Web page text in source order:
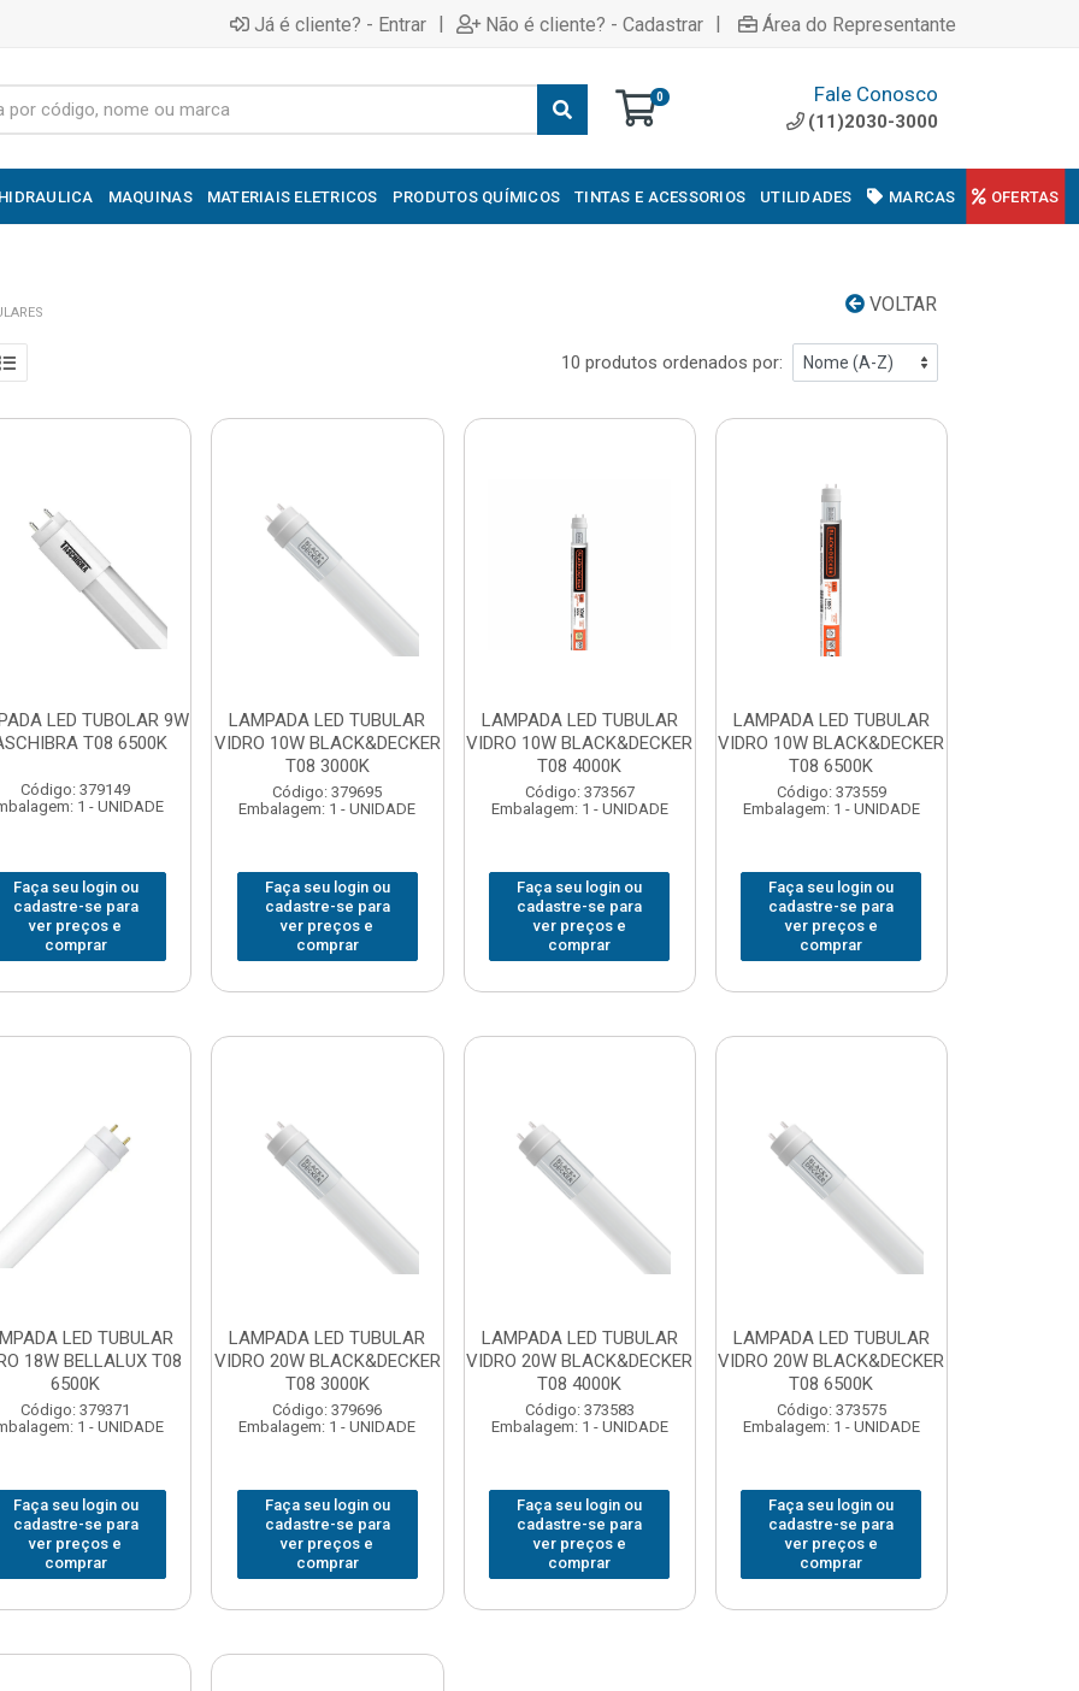
Já é cliente? - Entrar | Não é cliente? - Cadastrar | Área do Representante
0 Fale Conosco
(11)2030-3000
HIDRAULICA MAQUINAS MATERIAIS ELETRICOS PRODUTOS QUÍMICOS TINTAS E ACESSORIOS UTILIDADES MARCAS OFERTAS
VOLTAR
10 produtos ordenados por:
LED TUBOLAR 9W
T08 6500K
Código: 379149
1 - UNIDADE
Faça seu login ou
cadastre-se para
ver preços e
comprar
LAMPADA LED TUBULAR
VIDRO 10W BLACK&DECKER
T08 3000K
Código: 379695
Embalagem: 1 - UNIDADE
Faça seu login ou
cadastre-se para
ver preços e
comprar
LAMPADA LED TUBULAR
VIDRO 10W BLACK&DECKER
T08 4000K
Código: 373567
Embalagem: 1 - UNIDADE
Faça seu login ou
cadastre-se para
ver preços e
comprar
LAMPADA LED TUBULAR
VIDRO 10W BLACK&DECKER
T08 6500K
Código: 373559
Embalagem: 1 - UNIDADE
Faça seu login ou
cadastre-se para
ver preços e
comprar
LED TUBULAR
18W BELLALUX T08
6500K
Código: 379371
1 - UNIDADE
Faça seu login ou
cadastre-se para
ver preços e
comprar
LAMPADA LED TUBULAR
VIDRO 20W BLACK&DECKER
T08 3000K
Código: 379696
Embalagem: 1 - UNIDADE
Faça seu login ou
cadastre-se para
ver preços e
comprar
LAMPADA LED TUBULAR
VIDRO 20W BLACK&DECKER
T08 4000K
Código: 373583
Embalagem: 1 - UNIDADE
Faça seu login ou
cadastre-se para
ver preços e
comprar
LAMPADA LED TUBULAR
VIDRO 20W BLACK&DECKER
T08 6500K
Código: 373575
Embalagem: 1 - UNIDADE
Faça seu login ou
cadastre-se para
ver preços e
comprar